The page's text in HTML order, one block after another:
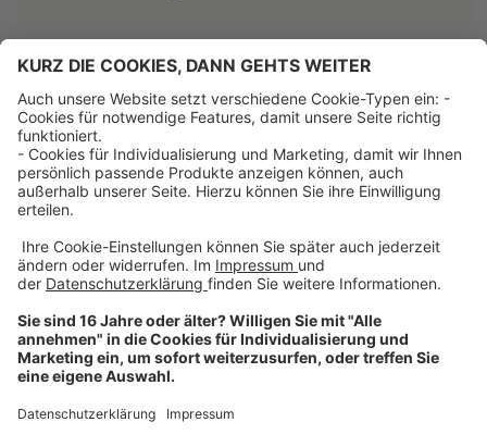
Über uns
Dehner Unternehmen
Jobs bei Dehner